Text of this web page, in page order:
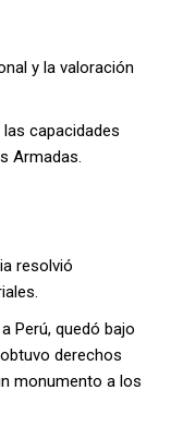
y la valoración
capacidades
Armadas.
resolvió
Perú, quedó bajo
derechos
monumento a los